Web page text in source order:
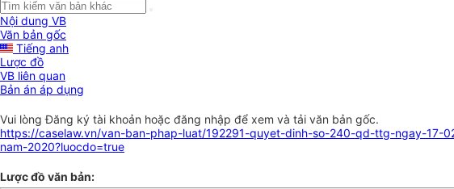
Nội dung VB
Văn bản gốc
Tiếng anh
Lược đồ
VB liên quan
Bản án áp dụng
Vui lòngĐăng ký tài khoản hoặc đăng nhập để xem và tải văn bản gốc.
https://caselaw.vn/van-ban-phap-luat/192291-quyet-dinh-so-240-qd-ttg-ngay-
nam-2020?luocdo=true
Lược đồ văn bản: